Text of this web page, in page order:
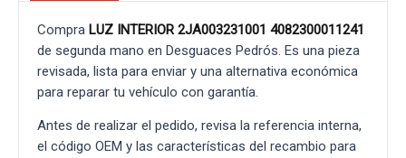
Compra LUZ INTERIOR 2JA003231001 4082300011241
de segunda mano en Desguaces Pedrós. Es una pieza
revisada, lista para enviar y una alternativa económica
para reparar tu vehículo con garantía.
Antes de realizar el pedido, revisa la referencia interna,
el código OEM y las características del recambio para